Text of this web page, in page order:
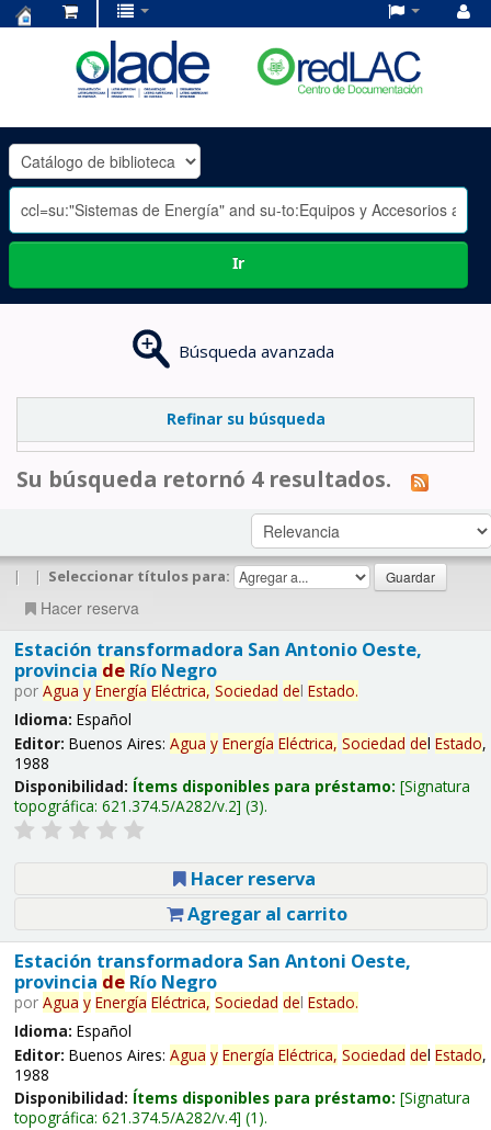
OLADE
-
Ir
Búsqueda avanzada
Refinar su búsqueda
Su búsqueda retornó 4 resultados.
| | Seleccionar títulos para:
Hacer reserva
Estación transformadora San Antonio Oeste,
provincia deRío Negro
por Agua y Energía Eléctrica, Sociedad del Estado.
Idioma: Español
Editor: Buenos Aires: Agua y Energía Eléctrica, Sociedad del Estado,
1988
Disponibilidad: Ítems disponibles para préstamo: Signatura
topográfica: 621.374.5/A282/v.2 (3).
Hacer reserva
Agregar al carrito
Estación transformadora San Antoni Oeste,
provincia deRío Negro
por Agua y Energía Eléctrica, Sociedad del Estado.
Idioma: Español
Editor: Buenos Aires: Agua y Energía Eléctrica, Sociedad del Estado,
1988
Disponibilidad: Ítems disponibles para préstamo: Signatura
topográfica: 621.374.5/A282/v.4 (1).